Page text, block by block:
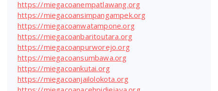
https://miegacoanempatlawang.org
https://miegacoansimpangampek.org
https://miegacoanwatampone.org
https://miegacoanbaritoutara.org
https://miegacoanpurworejo.org
https://miegacoansumbawa.org
https://miegacoankutai.org
https://miegacoanjailolokota.org